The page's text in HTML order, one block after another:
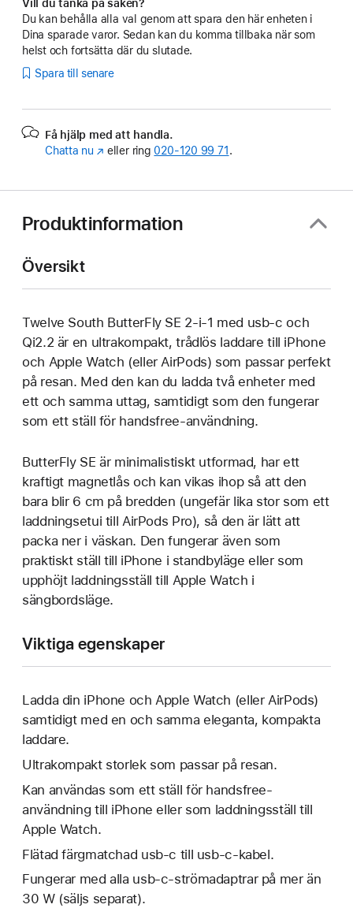
Vill du tänka på saken?
Du kan behålla alla val genom att spara den här enheten i
Dina sparade varor. Sedan kan du komma tillbaka när som
helst och fortsätta där du slutade.
Spara till senare
Få hjälp med att handla.
Chatta nu (Öppnas
eller ring 020‑120 99 71 .
Produktinformation
Översikt
Twelve South ButterFly SE 2-i-1 med usb-c och
Qi2.2 är en ultrakompakt, trådlös laddare till iPhone
och Apple Watch (eller AirPods) som passar perfekt
på resan. Med den kan du ladda två enheter med
ett och samma uttag, samtidigt som den fungerar
som ett ställ för handsfree-användning.
ButterFly SE är minimalistiskt utformad, har ett
kraftigt magnetlås och kan vikas ihop så att den
bara blir 6 cm på bredden (ungefär lika stor som ett
laddningsetui till AirPods Pro), så den är lätt att
packa ner i väskan. Den fungerar även som
praktiskt ställ till iPhone i standbyläge eller som
upphöjt laddningsställ till Apple Watch i
sängbordsläge.
Viktiga egenskaper
Ladda din iPhone och Apple Watch (eller AirPods)
samtidigt med en och samma eleganta, kompakta
laddare.
Ultrakompakt storlek som passar på resan.
Kan användas som ett ställ för handsfree-
användning till iPhone eller som laddningsställ till
Apple Watch.
Flätad färgmatchad usb-c till usb-c-kabel.
Fungerar med alla usb-c-strömadaptrar på mer än
30 W (säljs separat).